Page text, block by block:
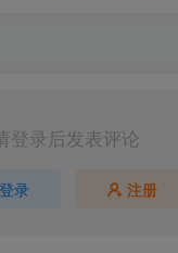
登录后发表评论
登录 注册